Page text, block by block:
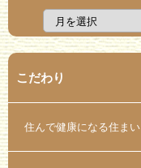
こだわり
住んで健康になる住まい